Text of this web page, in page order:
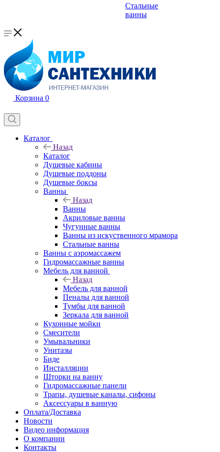
Стальные
ванны
Корзина 0
Каталог
Назад
Каталог
Душевые кабины
Душевые поддоны
Душевые боксы
Ванны
Назад
Ванны
Акриловые ванны
Чугунные ванны
Ванны из искуственного мрамора
Стальные ванны
Ванны с аэромассажем
Гидромассажные ванны
Мебель для ванной
Назад
Мебель для ванной
Пеналы для ванной
Тумбы для ванной
Зеркала для ванной
Кухонные мойки
Смесители
Умывальники
Унитазы
Биде
Инсталляции
Шторки на ванну
Гидромассажные панели
Трапы, душевые каналы, сифоны
Аксессуары в ванную
Оплата/Доставка
Новости
Видео информация
О компании
Контакты